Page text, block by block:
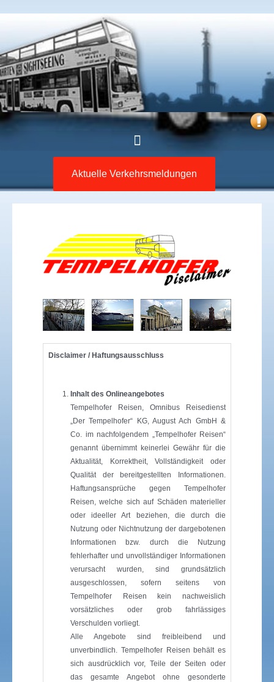
Aktuelle Verkehrsmeldungen
Disclaimer / Haftungsausschluss
Inhalt des Onlineangebotes
Tempelhofer Reisen, Omnibus Reisedienst
„Der Tempelhofer“ KG, August Ach GmbH &
Co. im nachfolgendem „Tempelhofer Reisen“
genannt übernimmt keinerlei Gewähr für die
Aktualität, Korrektheit, Vollständigkeit oder
Qualität der bereitgestellten Informationen.
Haftungsansprüche gegen Tempelhofer
Reisen, welche sich auf Schäden materieller
oder ideeller Art beziehen, die durch die
Nutzung oder Nichtnutzung der dargebotenen
Informationen bzw. durch die Nutzung
fehlerhafter und unvollständiger Informationen
verursacht wurden, sind grundsätzlich
ausgeschlossen, sofern seitens von
Tempelhofer Reisen kein nachweislich
vorsätzliches oder grob fahrlässiges
Verschulden vorliegt.
Alle Angebote sind freibleibend und
unverbindlich. Tempelhofer Reisen behält es
sich ausdrücklich vor, Teile der Seiten oder
das gesamte Angebot ohne gesonderte